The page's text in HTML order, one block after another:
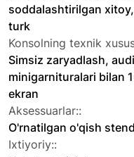
soddalashtirilgan
turk
Konsolning texnik
Simsiz zaryadlash,
minigarnituralari bilan
ekran
Aksessuarlar::
O'rnatilgan o'qish
Ixtiyoriy::